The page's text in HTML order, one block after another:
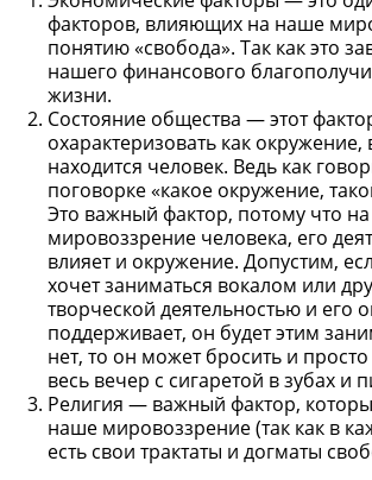
факторов, влияющих на наше
понятию «свобода». Так как это
нашего финансового
жизни.
Состояние общества — этот
охарактеризовать как окружение,
находится человек. Ведь как
поговорке «какое окружение,
Это важный фактор, потому что на
мировоззрение человека, его
влияет и окружение. Допустим,
хочет заниматься вокалом или
творческой деятельностью и его
поддерживает, он будет этим
нет, то он может бросить и просто
весь вечер с сигаретой в зубах и
Религия — важный фактор,
наше мировоззрение (так как в
есть свои трактаты и догматы